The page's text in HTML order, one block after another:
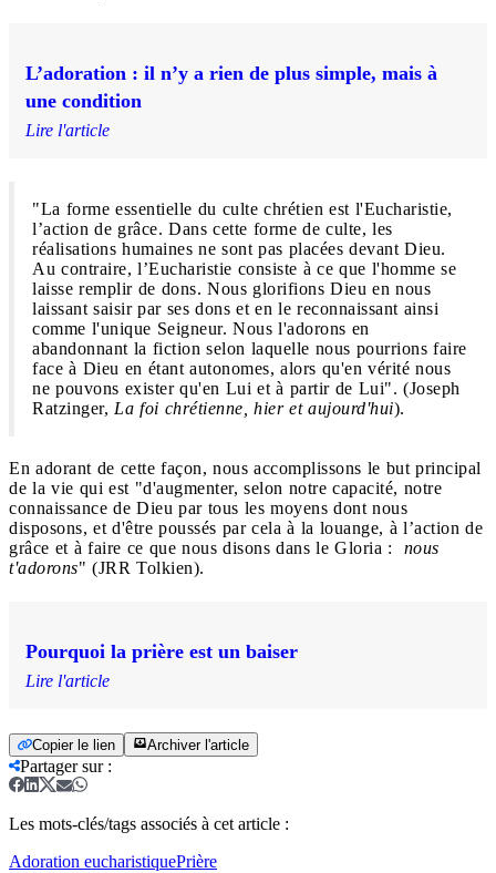
L’adoration : il n’y a rien de plus simple, mais à
une condition
Lire l'article
"La forme essentielle du culte chrétien est l'Eucharistie,
l’action de grâce. Dans cette forme de culte, les
réalisations humaines ne sont pas placées devant Dieu.
Au contraire, l’Eucharistie consiste à ce que l'homme se
laisse remplir de dons. Nous glorifions Dieu en nous
laissant saisir par ses dons et en le reconnaissant ainsi
comme l'unique Seigneur. Nous l'adorons en
abandonnant la fiction selon laquelle nous pourrions faire
face à Dieu en étant autonomes, alors qu'en vérité nous
ne pouvons exister qu'en Lui et à partir de Lui". (Joseph
Ratzinger, La foi chrétienne, hier et aujourd'hui).
En adorant de cette façon, nous accomplissons le but principal
de la vie qui est "d'augmenter, selon notre capacité, notre
connaissance de Dieu par tous les moyens dont nous
disposons, et d'être poussés par cela à la louange, à l’action de
grâce et à faire ce que nous disons dans le Gloria : nous
t'adorons" (JRR Tolkien).
Pourquoi la prière est un baiser
Lire l'article
Copier le lien Archiver l'article
Partager sur:
Les mots-clés/tags associés à cet article :
Adoration eucharistiquePrière